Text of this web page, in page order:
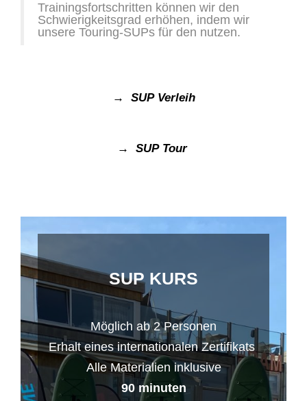
Trainingsfortschritten können wir den
Schwierigkeitsgrad erhöhen, indem wir
unsere Touring-SUPs für den nutzen.
→ SUP Verleih
→ SUP Tour
SUP KURS
Möglich ab 2 Personen
Erhalt eines internationalen Zertifikats
Alle Materialien inklusive
90 minuten